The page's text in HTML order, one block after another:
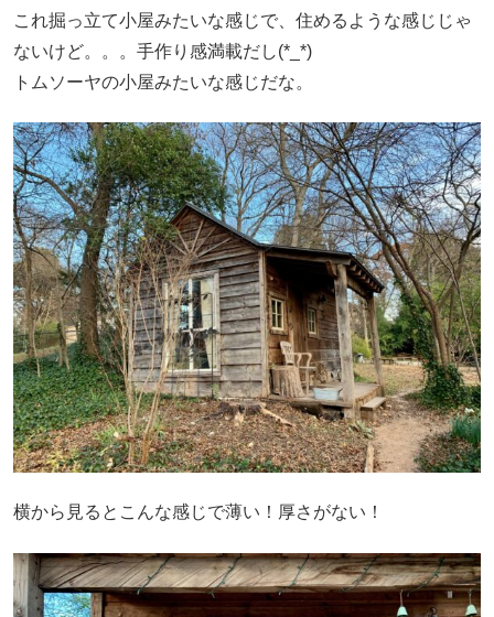
これ掘っ立て小屋みたいな感じで、住めるような感じじゃ
ないけど。。。手作り感満載だし(*_*)
トムソーヤの小屋みたいな感じだな。
横から見るとこんな感じで薄い！厚さがない！